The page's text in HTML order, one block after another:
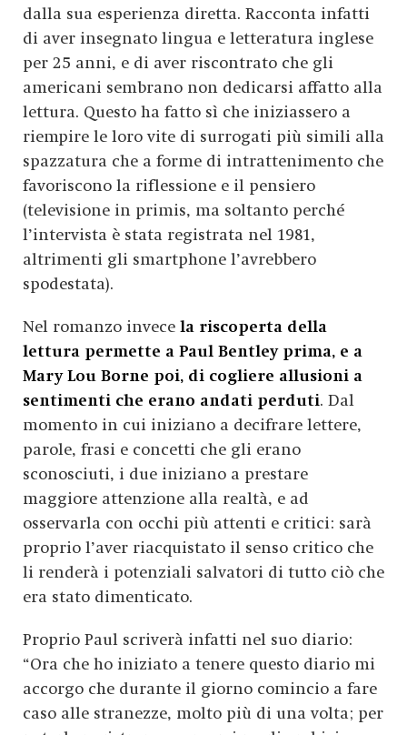
dalla sua esperienza diretta. Racconta infatti
di aver insegnato lingua e letteratura inglese
per 25 anni, e di aver riscontrato che gli
americani sembrano non dedicarsi affatto alla
lettura. Questo ha fatto sì che iniziassero a
riempire le loro vite di surrogati più simili alla
spazzatura che a forme di intrattenimento che
favoriscono la riflessione e il pensiero
(televisione in primis, ma soltanto perché
l’intervista è stata registrata nel 1981,
altrimenti gli smartphone l’avrebbero
spodestata).
Nel romanzo invece la riscoperta della
lettura permette a Paul Bentley prima, e a
Mary Lou Borne poi, di cogliere allusioni a
sentimenti che erano andati perduti. Dal
momento in cui iniziano a decifrare lettere,
parole, frasi e concetti che gli erano
sconosciuti, i due iniziano a prestare
maggiore attenzione alla realtà, e ad
osservarla con occhi più attenti e critici: sarà
proprio l’aver riacquistato il senso critico che
li renderà i potenziali salvatori di tutto ciò che
era stato dimenticato.
Proprio Paul scriverà infatti nel suo diario:
“Ora che ho iniziato a tenere questo diario mi
accorgo che durante il giorno comincio a fare
caso alle stranezze, molto più di una volta; per